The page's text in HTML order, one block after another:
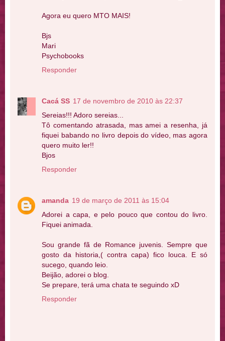
Agora eu quero MTO MAIS!
Bjs
Mari
Psychobooks
Responder
Cacá SS 17 de novembro de 2010 às 22:37
Sereias!!! Adoro sereias...
Tô comentando atrasada, mas amei a resenha, já
fiquei babando no livro depois do vídeo, mas agora
quero muito ler!!
Bjos
Responder
amanda 19 de março de 2011 às 15:04
Adorei a capa, e pelo pouco que contou do livro.
Fiquei animada.
Sou grande fã de Romance juvenis. Sempre que
gosto da historia,( contra capa) fico louca. E só
sucego, quando leio.
Beijão, adorei o blog.
Se prepare, terá uma chata te seguindo xD
Responder